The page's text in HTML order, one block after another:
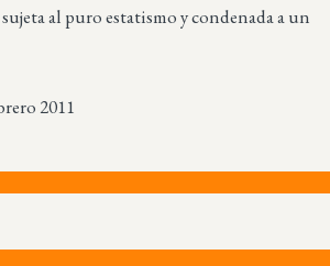
al puro estatismo y condenada a un
2011